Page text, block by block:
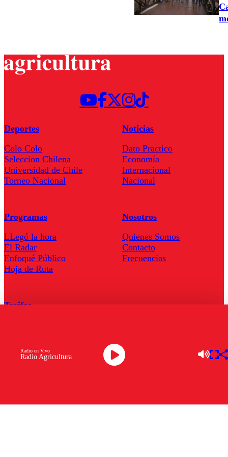
Radio Agricultura
Radio en Vivo
Deportes
Colo Colo
Seleccion Chilena
Universidad de Chile
Torneo Nacional
Noticias
Dato Practico
Economía
Internacional
Nacional
Programas
LLegó la hora
El Radar
Enfoqué Público
Hoja de Ruta
Nosotros
Quienes Somos
Contacto
Frecuencias
Tarifas
Descarga la APP